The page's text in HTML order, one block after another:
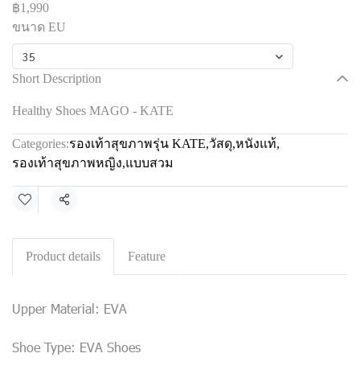
฿1,990
ขนาด EU
35
Short Description
Healthy Shoes MAGO - KATE
Categories:รองเท้าสุขภาพรุ่น KATE,วัสดุ,หนังแท้,
รองเท้าสุขภาพหญิง,แบบสวม
Share
Product details Feature
Upper Material: EVA
Shoe Type: EVA Shoes